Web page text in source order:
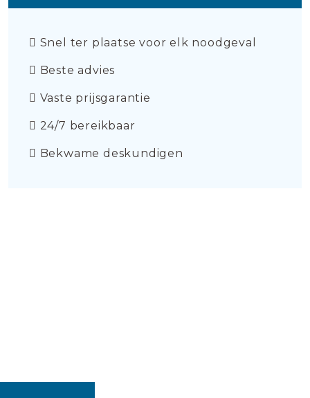
Snel ter plaatse voor elk noodgeval
Beste advies
Vaste prijsgarantie
24/7 bereikbaar
Bekwame deskundigen